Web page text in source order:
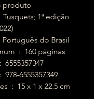
produto
: ‎ Português do Brasil
Capa comum ‏ : ‎ 160 páginas
ISBN-10 ‏ : ‎ 6555357347
ISBN-13 ‏ : ‎ 978-6555357349
Dimensões ‏ : ‎ 15 x 1 x 22.5 cm